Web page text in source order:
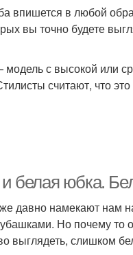
впишется в любой
вы точно будете
с высокой или
считают, что
и белая юбка.
давно намекают нам
Но почему
выглядеть, слишком